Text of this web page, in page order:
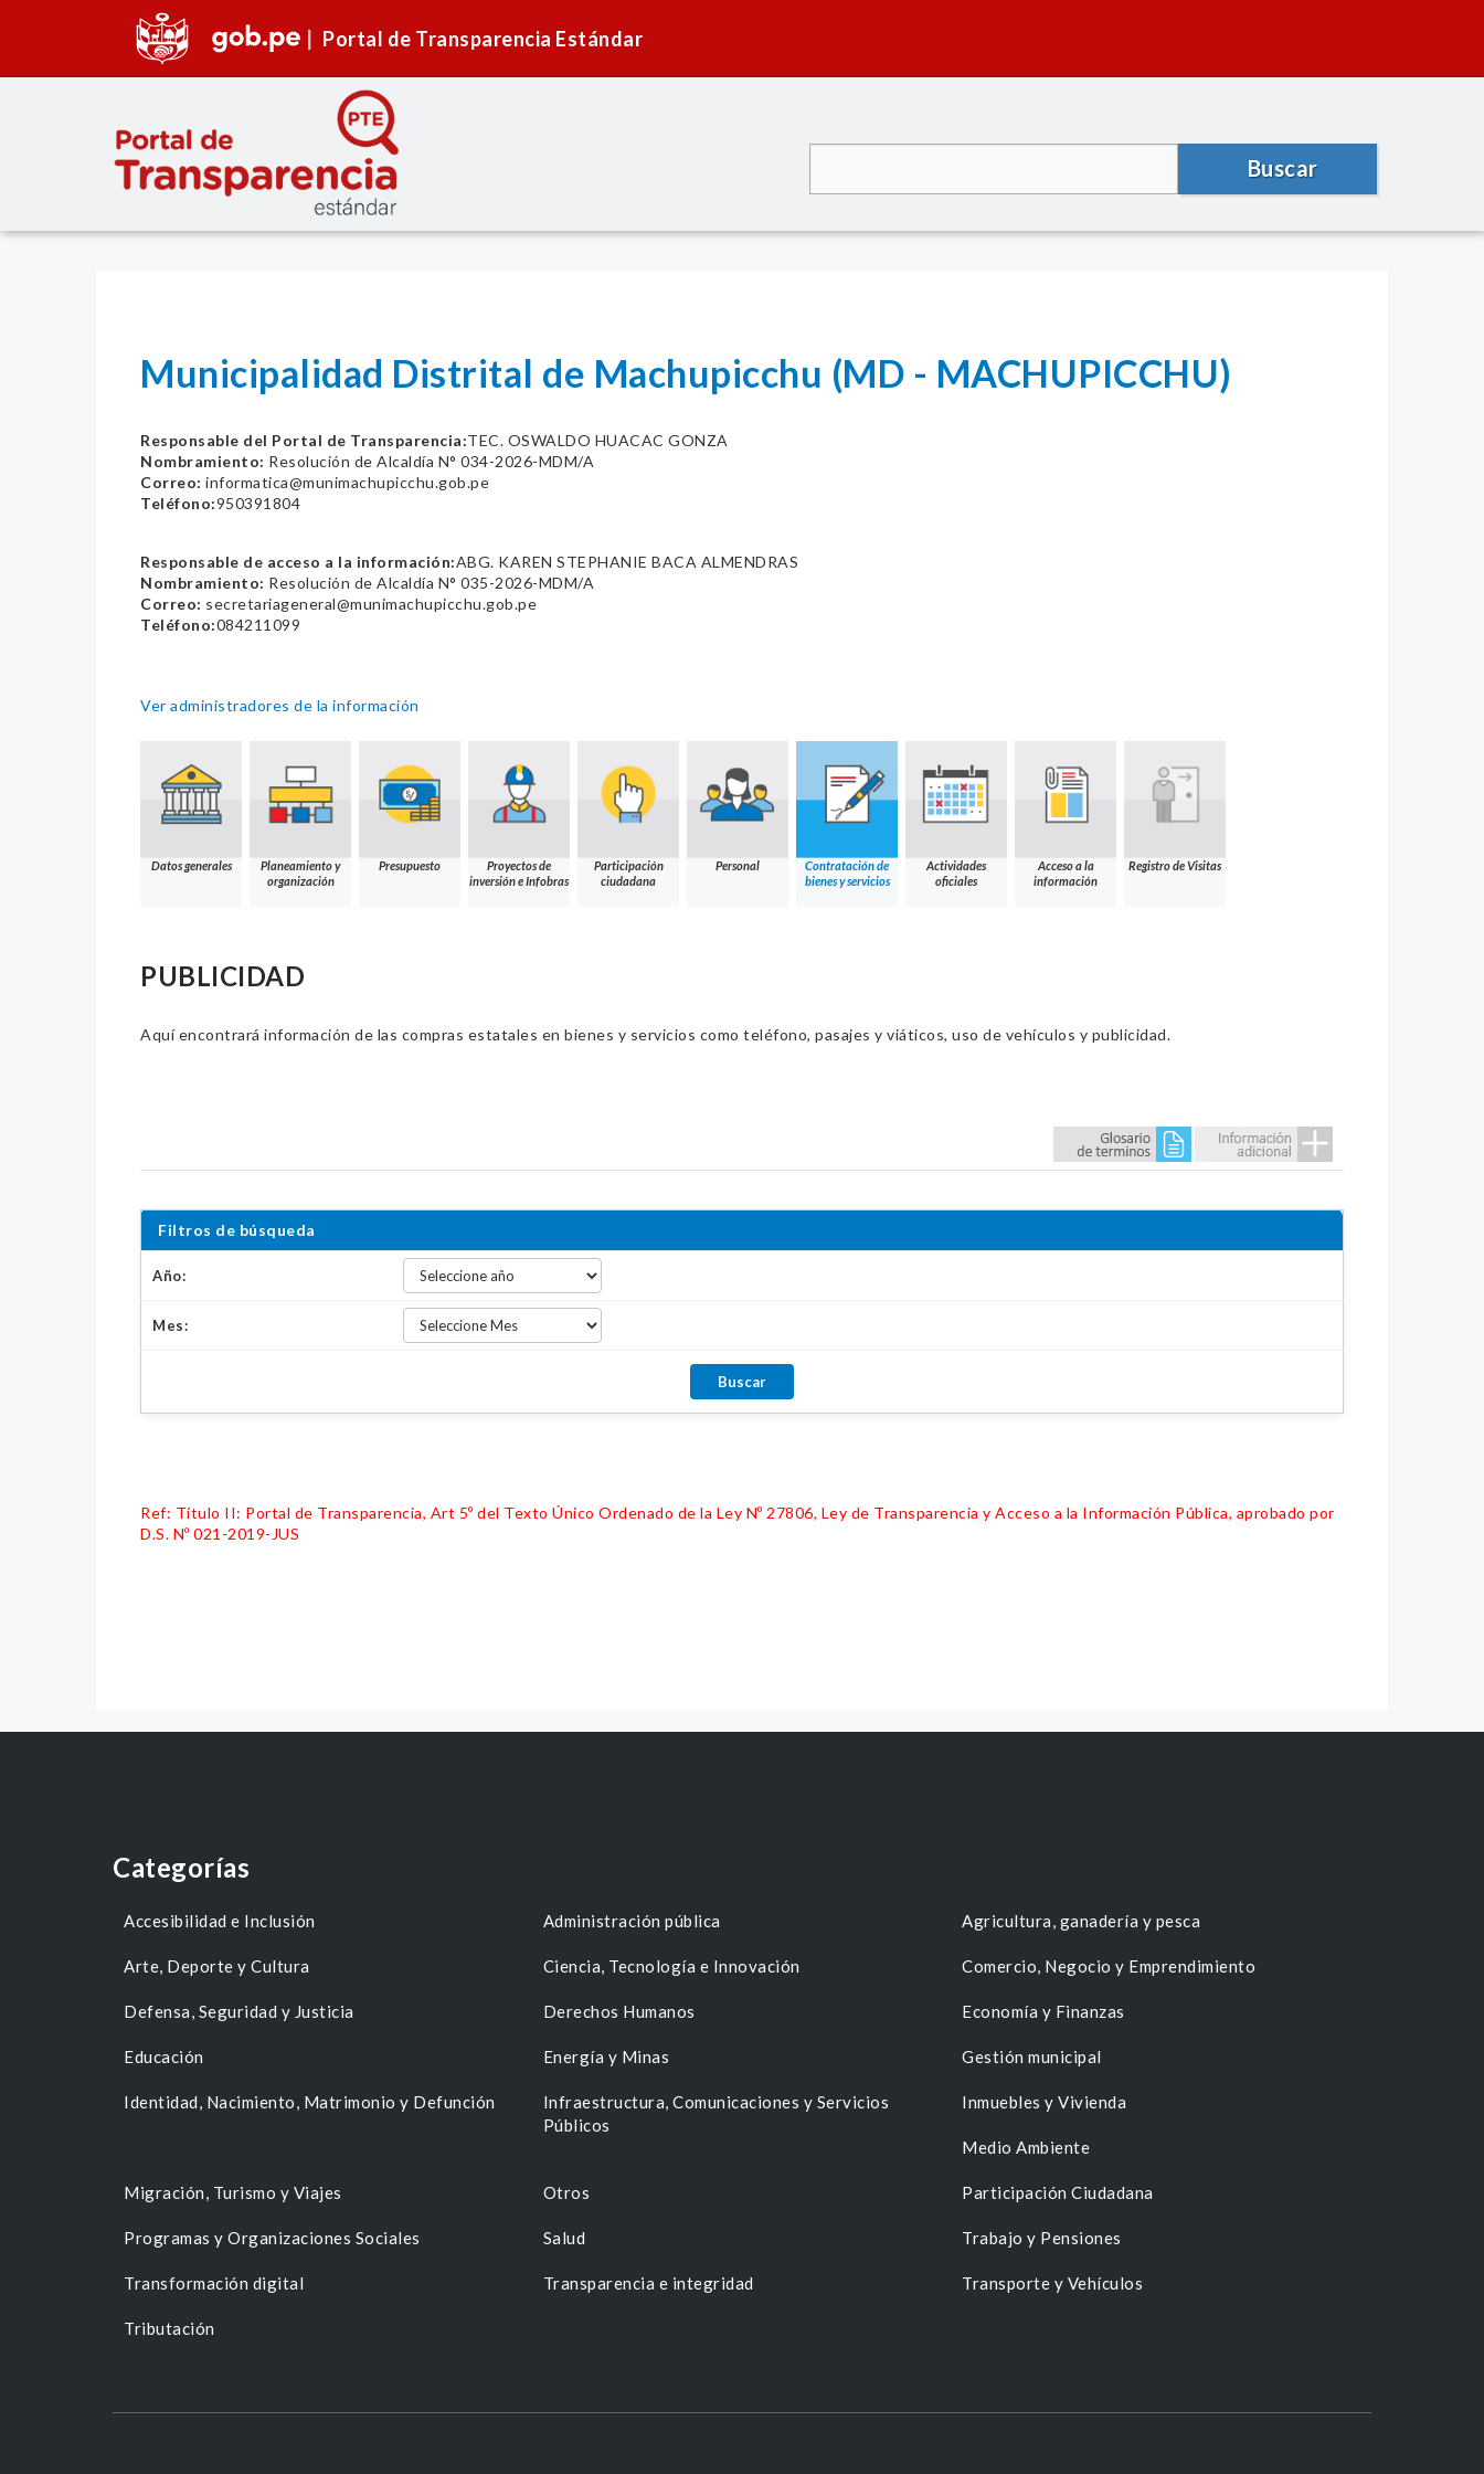
Portal de Transparencia Estándar
Buscar
Municipalidad Distrital de Machupicchu (MD - MACHUPICCHU)
Responsable del Portal de Transparencia:TEC. OSWALDO HUACAC GONZA
Nombramiento: Resolución de Alcaldía N° 034-2026-MDM/A
Correo: informatica@munimachupicchu.gob.pe
Teléfono:950391804
Responsable de acceso a la información:ABG. KAREN STEPHANIE BACA ALMENDRAS
Nombramiento: Resolución de Alcaldía N° 035-2026-MDM/A
Correo: secretariageneral@munimachupicchu.gob.pe
Teléfono:084211099
Ver administradores de la información
Datos generales
Planeamiento y
organización
Presupuesto
Proyectos de
inversión e Infobras
Participación
ciudadana
Personal
Contratación de
bienes y servicios
Actividades
oficiales
Acceso a la
información
Registro de Visitas
PUBLICIDAD
Aquí encontrará información de las compras estatales en bienes y servicios como teléfono, pasajes y viáticos, uso de vehículos y publicidad.
Filtros de búsqueda
Año:
Mes:
Ref: Título II: Portal de Transparencia, Art 5º del Texto Único Ordenado de la Ley Nº 27806, Ley de Transparencia y Acceso a la Información Pública, aprobado por
D.S. Nº 021-2019-JUS
Categorías
Accesibilidad e Inclusión Administración pública Agricultura, ganadería y pesca
Arte, Deporte y Cultura Ciencia, Tecnología e Innovación Comercio, Negocio y Emprendimiento
Defensa, Seguridad y Justicia Derechos Humanos Economía y Finanzas
Educación Energía y Minas Gestión municipal
Identidad, Nacimiento, Matrimonio y Defunción
Infraestructura, Comunicaciones y Servicios
Públicos
Inmuebles y Vivienda
Medio Ambiente
Migración, Turismo y Viajes Otros Participación Ciudadana
Programas y Organizaciones Sociales Salud Trabajo y Pensiones
Transformación digital Transparencia e integridad Transporte y Vehículos
Tributación